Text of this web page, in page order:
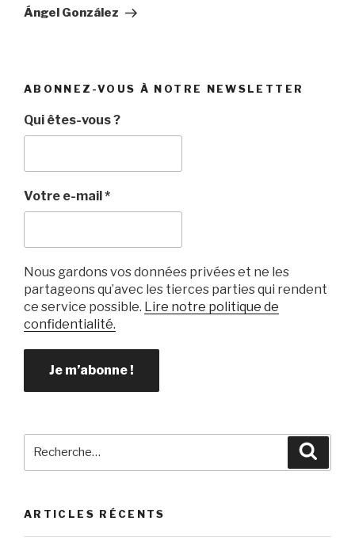
suivant
Ángel González
ABONNEZ-VOUS À NOTRE NEWSLETTER
Qui êtes-vous ?
Votre e-mail*
Nous gardons vos données privées et ne les
partageons qu’avec les tierces parties qui rendent
ce service possible. Lire notre politique de
confidentialité.
ARTICLES RÉCENTS